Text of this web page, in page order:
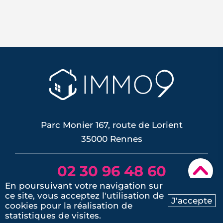
Ma recherche Contactez-nous
▾
possible, risque de décote, limites du
DPE, atout du neuf : ce qu'il faut savoir
avant d'acheter ou de revendre.
Parc Monier 167, route de Lorient
35000 Rennes
02 30 96 48 60
lun.- sam. / 9h - 19h
En poursuivant votre navigation sur
ce site, vous acceptez l'utilisation de
cookies pour la réalisation de
statistiques de visites.
J'accepte